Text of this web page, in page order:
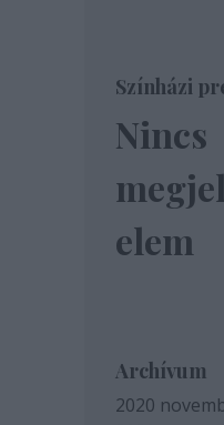
Színházi
Nincs
elem
Archívum
2020